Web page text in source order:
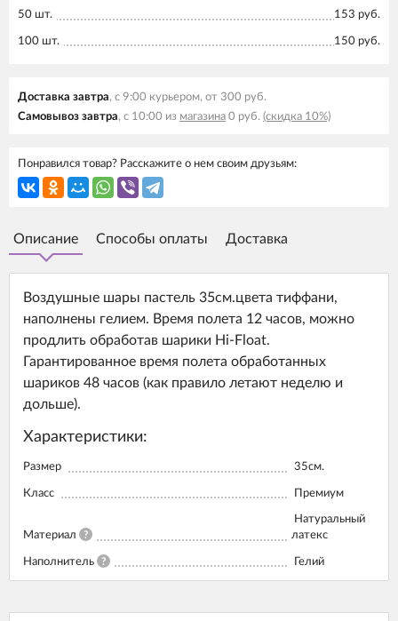
50 шт. 153 руб.
100 шт. 150 руб.
Доставка завтра, с 9:00 курьером, от 300 руб.
Самовывоз завтра, с 10:00 из магазина 0 руб. (скидка 10%)
Понравился товар? Расскажите о нем своим друзьям:
Описание Способы оплаты Доставка
Воздушные шары пастель 35см.цвета тиффани,
наполнены гелием. Время полета 12 часов, можно
продлить обработав шарики Hi-Float.
Гарантированное время полета обработанных
шариков 48 часов (как правило летают неделю и
дольше).
Характеристики:
Размер 35см.
Класс Премиум
Материал ?
Натуральный
латекс
Наполнитель ? Гелий